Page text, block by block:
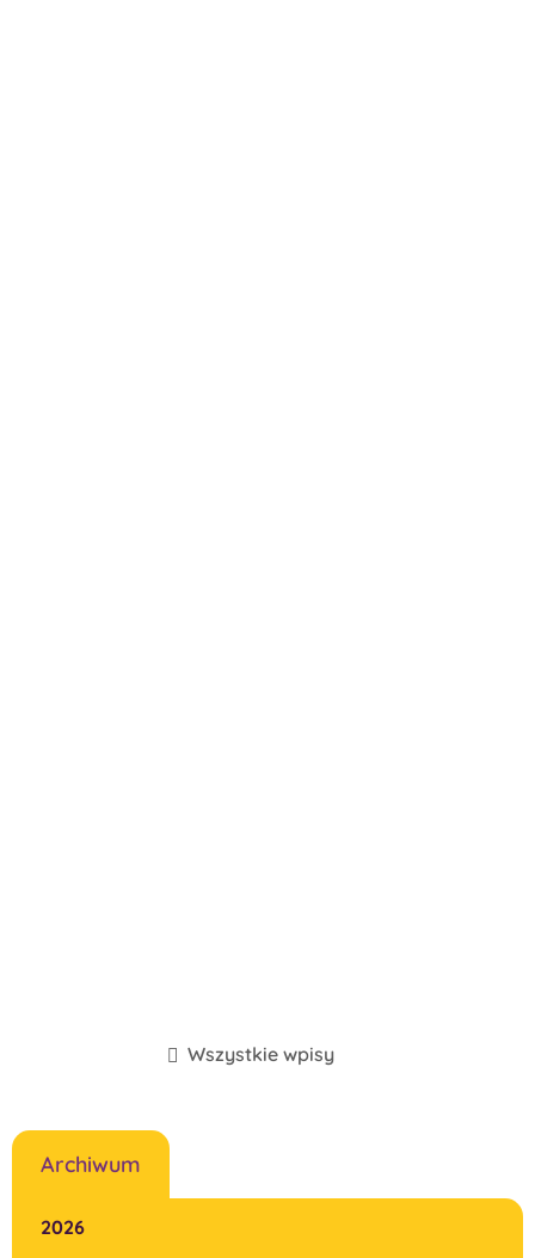
Wszystkie wpisy
Archiwum
2026